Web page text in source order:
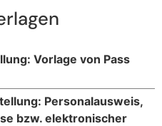
Vorlage von Pass
Personalausweis,
bzw. elektronischer